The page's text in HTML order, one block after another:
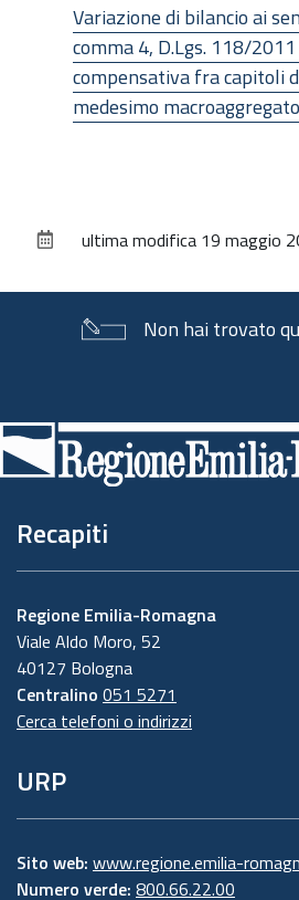
Variazione di bilancio ai
comma 4, D.Lgs. 118/
compensativa fra capitoli
medesimo macroaggregato
documentoultima modifica 19 maggio
Non hai trovato
di
pagina
Recapiti
Regione Emilia-Romagna
Viale Aldo Moro, 52
40127 Bologna
Centralino 051 5271
Cerca telefoni o indirizzi
URP
Sito web: www.regione.emilia-
Numero verde: 800.66.22.00